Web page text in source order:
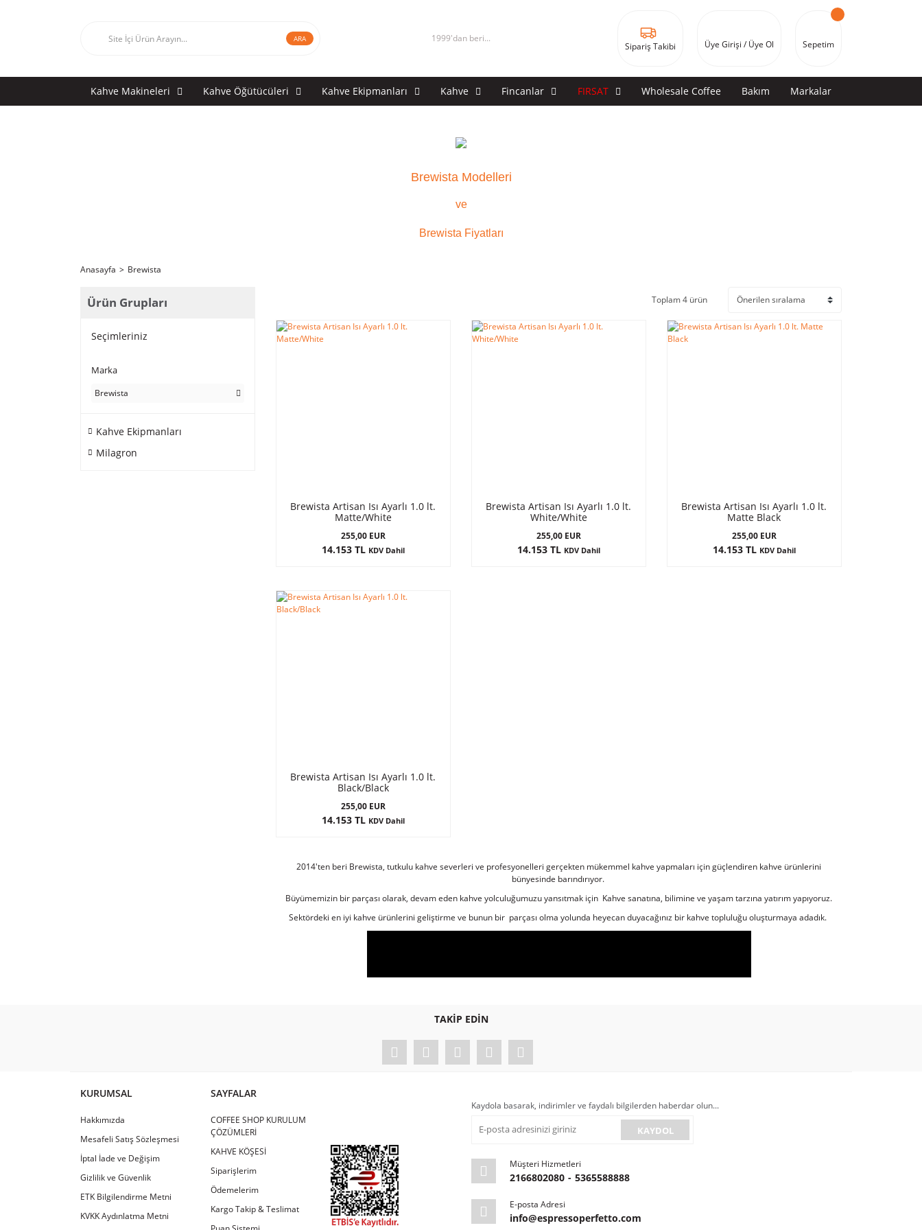
ARA 1999'dan beri...
Sipariş Takibi Üye Girişi / Üye Ol Sepetim
Kahve Makineleri Kahve Öğütücüleri Kahve Ekipmanları Kahve Fincanlar FIRSAT Wholesale Coffee Bakım Markalar
Brewista Modelleri
ve
Brewista Fiyatları
Anasayfa Brewista
Ürün Grupları
Seçimleriniz
Marka
Brewista
Kahve Ekipmanları
Milagron
Toplam 4 ürün
Brewista Artisan Isı Ayarlı 1.0 lt.
Matte/White
255,00 EUR
14.153 TL KDV Dahil
Brewista Artisan Isı Ayarlı 1.0 lt.
White/White
255,00 EUR
14.153 TL KDV Dahil
Brewista Artisan Isı Ayarlı 1.0 lt.
Matte Black
255,00 EUR
14.153 TL KDV Dahil
Brewista Artisan Isı Ayarlı 1.0 lt.
Black/Black
255,00 EUR
14.153 TL KDV Dahil
2014'ten beri Brewista, tutkulu kahve severleri ve profesyonelleri gerçekten mükemmel kahve yapmaları için güçlendiren kahve ürünlerini
bünyesinde barındırıyor.
Büyümemizin bir parçası olarak, devam eden kahve yolculuğumuzu yansıtmak için Kahve sanatına, bilimine ve yaşam tarzına yatırım yapıyoruz.
Sektördeki en iyi kahve ürünlerini geliştirme ve bunun bir parçası olma yolunda heyecan duyacağınız bir kahve topluluğu oluşturmaya adadık.
TAKİP EDİN
KURUMSAL
Hakkımızda
Mesafeli Satış Sözleşmesi
İptal İade ve Değişim
Gizlilik ve Güvenlik
ETK Bilgilendirme Metni
KVKK Aydınlatma Metni
SAYFALAR
COFFEE SHOP KURULUM
ÇÖZÜMLERİ
KAHVE KÖŞESİ
Siparişlerim
Ödemelerim
Kargo Takip & Teslimat
Kaydola basarak, indirimler ve faydalı bilgilerden haberdar olun...
KAYDOL
Müşteri Hizmetleri
2166802080 - 5365588888
E-posta Adresi
info@espressoperfetto.com